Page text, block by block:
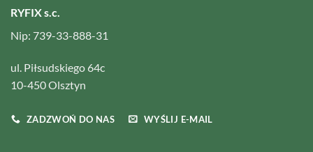
RYFIX s.c.
Nip: 739-33-888-31
ul. Piłsudskiego 64c
10-450 Olsztyn
ZADZWOŃ DO NAS WYŚLIJ E-MAIL